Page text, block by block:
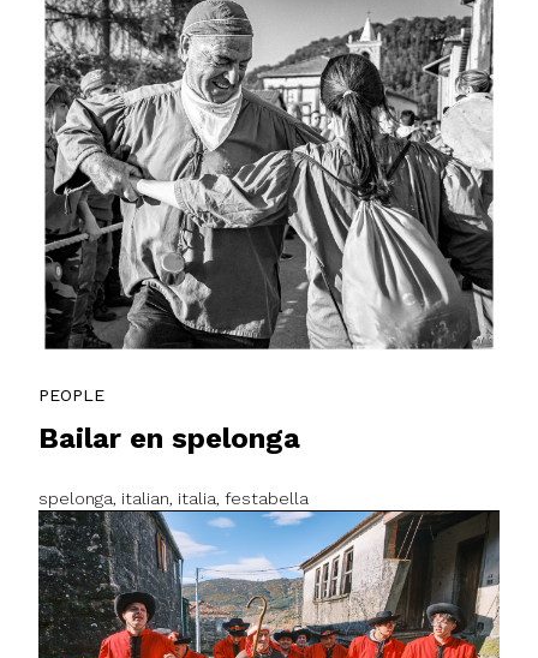
PEOPLE
Bailar en spelonga
spelonga, italian, italia, festabella